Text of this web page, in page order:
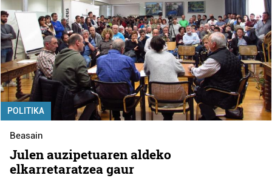
POLITIKA
Beasain
Julen auzipetuaren aldeko
elkarretaratzea gaur